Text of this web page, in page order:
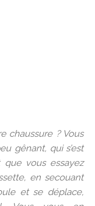
chaussure ? Vous
gênant, qui s’est
vous essayez
en secouant
et se déplace,